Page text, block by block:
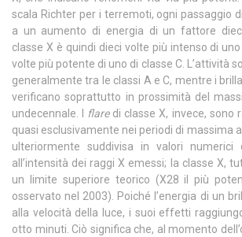
scala Richter per i terremoti, ogni passaggio
a un aumento di energia di un fattore
classe X è quindi dieci volte più intenso di
volte più potente di uno di classe C. L’attività
generalmente tra le classi A e C, mentre i
verificano soprattutto in prossimità del
undecennale. I flaredi classe X, invece, sono
quasi esclusivamente nei periodi di massima
ulteriormente suddivisa in valori
all’intensità dei raggi X emessi; la classe X,
un limite superiore teorico (X28 il più
osservato nel 2003). Poiché l’energia di un
alla velocità della luce, i suoi effetti
otto minuti. Ciò significa che, al momento